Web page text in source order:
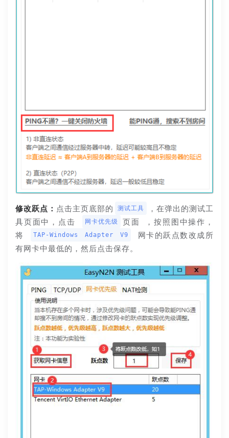
修改跃点： 点击主页底部的 测试工具
，在弹出的测试工
具页面中，点击
网卡优先级
页面 ，按照图中操作，
将
TAP-Windows Adapter V9
网卡的跃点数改成所
有网卡中最低的，然后点击保存。